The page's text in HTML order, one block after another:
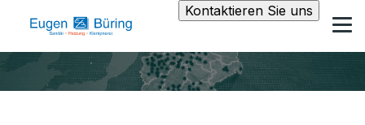
Kontaktieren Sie uns